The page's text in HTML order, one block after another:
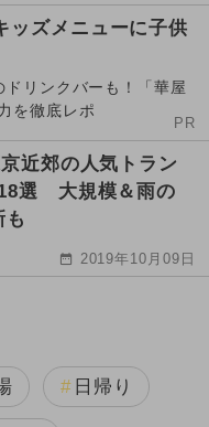
ッズメニューに子供
リンクバーも！「華屋
を徹底レポ
PR
京近郊の人気トラン
選 大規模＆雨の
も
2019年10月09日
日帰り